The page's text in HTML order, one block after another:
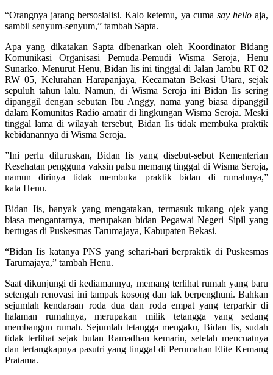
“Orangnya jarang bersosialisi. Kalo ketemu, ya cuma say helloaja,
sambil senyum-senyum,” tambah Sapta.
Apa yang dikatakan Sapta dibenarkan oleh Koordinator Bidang
Komunikasi Organisasi Pemuda-Pemudi Wisma Seroja, Henu
Sunarko. Menurut Henu, Bidan Iis ini tinggal di Jalan Jambu RT 02
RW 05, Kelurahan Harapanjaya, Kecamatan Bekasi Utara, sejak
sepuluh tahun lalu. Namun, di Wisma Seroja ini Bidan Iis sering
dipanggil dengan sebutan Ibu Anggy, nama yang biasa dipanggil
dalam Komunitas Radio amatir di lingkungan Wisma Seroja. Meski
tinggal lama di wilayah tersebut, Bidan Iis tidak membuka praktik
kebidanannya di Wisma Seroja.
”Ini perlu diluruskan, Bidan Iis yang disebut-sebut Kementerian
Kesehatan pengguna vaksin palsu memang tinggal di Wisma Seroja,
namun dirinya tidak membuka praktik bidan di rumahnya,”
kata Henu.
Bidan Iis, banyak yang mengatakan, termasuk tukang ojek yang
biasa mengantarnya, merupakan bidan Pegawai Negeri Sipil yang
bertugas di Puskesmas Tarumajaya, Kabupaten Bekasi.
“Bidan Iis katanya PNS yang sehari-hari berpraktik di Puskesmas
Tarumajaya,” tambah Henu.
Saat dikunjungi di kediamannya, memang terlihat rumah yang baru
setengah renovasi ini tampak kosong dan tak berpenghuni. Bahkan
sejumlah kendaraan roda dua dan roda empat yang terparkir di
halaman rumahnya, merupakan milik tetangga yang sedang
membangun rumah. Sejumlah tetangga mengaku, Bidan Iis, sudah
tidak terlihat sejak bulan Ramadhan kemarin, setelah mencuatnya
dan tertangkapnya pasutri yang tinggal di Perumahan Elite Kemang
Pratama.